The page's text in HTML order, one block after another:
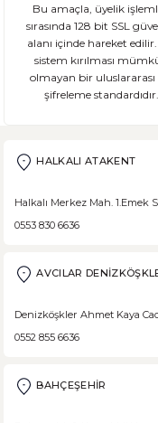
DEVAMI
Şeker Hastaları
DEVAMI
Borodinsky Rus Ekmeği,
DEVAMI
Bu amaçla, üyelik
sırasında 128 bit SSL
alanı içinde hareket
sistem kırılması
olmayan bir
şifreleme standardıdır.
HALKALI ATAKENT
Halkalı Merkez Mah. 1.Emek
0553 830 6636
AVCILAR
Denizköşkler Ahmet Kaya
0552 855 6636
BAHÇEŞEHİR